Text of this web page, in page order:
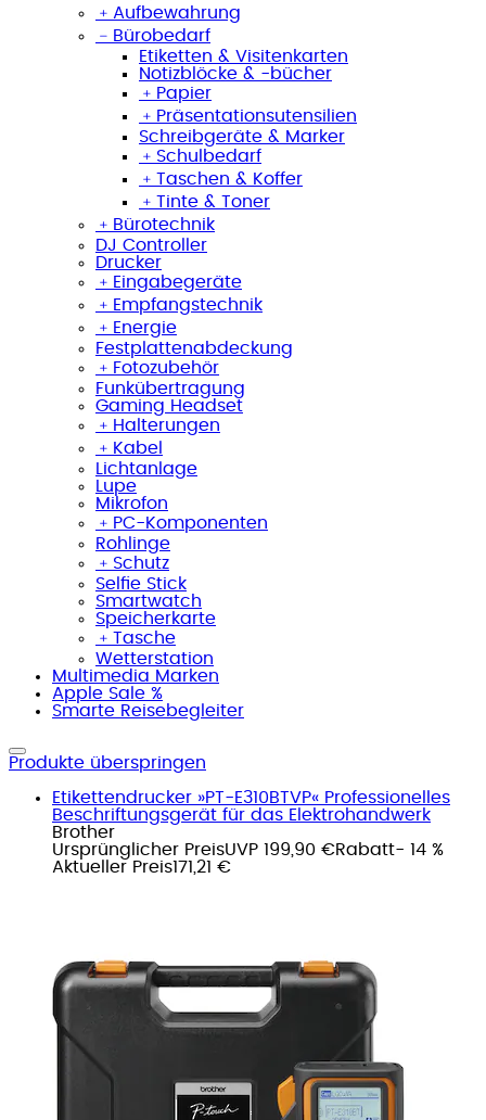
﹢ Aufbewahrung
﹣ Bürobedarf
Etiketten & Visitenkarten
Notizblöcke & -bücher
﹢ Papier
﹢ Präsentationsutensilien
Schreibgeräte & Marker
﹢ Schulbedarf
﹢ Taschen & Koffer
﹢ Tinte & Toner
﹢ Bürotechnik
DJ Controller
Drucker
﹢ Eingabegeräte
﹢ Empfangstechnik
﹢ Energie
Festplattenabdeckung
﹢ Fotozubehör
Funkübertragung
Gaming Headset
﹢ Halterungen
﹢ Kabel
Lichtanlage
Lupe
Mikrofon
﹢ PC-Komponenten
Rohlinge
﹢ Schutz
Selfie Stick
Smartwatch
Speicherkarte
﹢ Tasche
Wetterstation
Multimedia Marken
Apple Sale %
Smarte Reisebegleiter
Produkte überspringen
Etikettendrucker »PT-E310BTVP« Professionelles
Beschriftungsgerät für das Elektrohandwerk
Brother
Ursprünglicher PreisUVP 199,90 €Rabatt- 14 %
Aktueller Preis171,21 €